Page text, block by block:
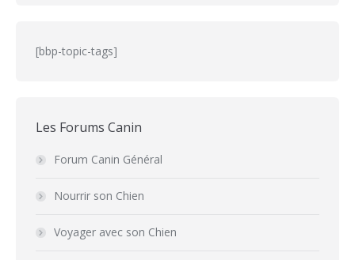
[bbp-topic-tags]
Les Forums Canin
Forum Canin Général
Nourrir son Chien
Voyager avec son Chien